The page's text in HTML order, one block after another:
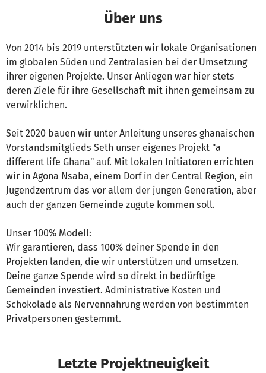
Über uns
Von 2014 bis 2019 unterstützten wir lokale Organisationen
im globalen Süden und Zentralasien bei der Umsetzung
ihrer eigenen Projekte. Unser Anliegen war hier stets
deren Ziele für ihre Gesellschaft mit ihnen gemeinsam zu
verwirklichen.
Seit 2020 bauen wir unter Anleitung unseres ghanaischen
Vorstandsmitglieds Seth unser eigenes Projekt "a
different life Ghana" auf. Mit lokalen Initiatoren errichten
wir in Agona Nsaba, einem Dorf in der Central Region, ein
Jugendzentrum das vor allem der jungen Generation, aber
auch der ganzen Gemeinde zugute kommen soll.
Unser 100% Modell:
Wir garantieren, dass 100% deiner Spende in den
Projekten landen, die wir unterstützen und umsetzen.
Deine ganze Spende wird so direkt in bedürftige
Gemeinden investiert. Administrative Kosten und
Schokolade als Nervennahrung werden von bestimmten
Privatpersonen gestemmt.
Letzte Projektneuigkeit